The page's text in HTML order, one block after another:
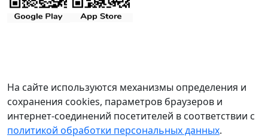
На сайте используются механизмы определения и
сохранения cookies, параметров браузеров и
интернет-соединений посетителей в соответствии с
политикой обработки персональных данных.